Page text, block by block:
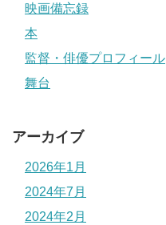
映画備忘録
本
監督・俳優プロフィール
舞台
アーカイブ
2026年1月
2024年7月
2024年2月